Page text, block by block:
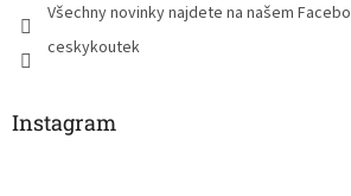
Všechny novinky najdete na našem
ceskykoutek
Instagram